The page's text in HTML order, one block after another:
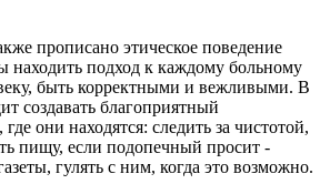
прописано этическое поведение
находить подход к каждому больному
быть корректными и вежливыми. В
создавать благоприятный
они находятся: следить за чистотой,
пищу, если подопечный просит -
гулять с ним, когда это возможно.